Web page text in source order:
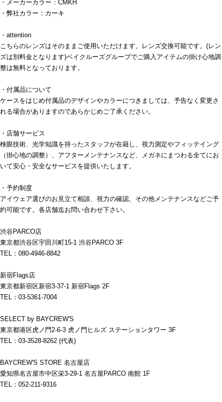
・メーカーカラー：CMKH
・弊社カラー：カーキ
・attention
こちらのレンズはそのままご使用いただけます。レンズ交換可能です。(レン
ズは別料金となります)ベイクルーズグループでご購入アイテムの掛け心地調
整は無料となっております。
・付属品について
ケースをはじめ付属品のデザインやカラーにつきましては、予告なく変更さ
れる場合がありますのであらかじめご了承ください。
・店舗サービス
検眼技術、光学知識を持ったスタッフが在籍し、視力測定やフィッテイング
（掛心地の調整）、アフターメンテナンスなど、メガネにまつわる全てにお
いて安心・安全なサービスを提供いたします。
・予約制度
アイウェア選びのお見立て相談、視力の確認、その他メンテナンスなどご予
約可能です。各店舗迄お問い合わせ下さい。
渋谷PARCO店
東京都渋谷区宇田川町15-1 渋谷PARCO 3F
TEL：080-4946-8842
新宿Flags店
東京都新宿区新宿3-37-1 新宿Flags 2F
TEL：03-5361-7004
SELECT by BAYCREW'S
東京都港区虎ノ門2-6-3 虎ノ門ヒルズ ステーションタワー 3F
TEL：03-3528-8262 (代表)
BAYCREW'S STORE 名古屋店
愛知県名古屋市中区栄3-29-1 名古屋PARCO 南館 1F
TEL：052-211-9316